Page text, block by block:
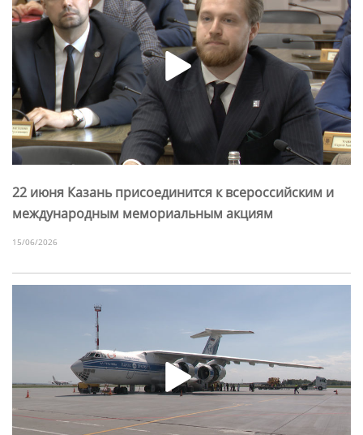
22 июня Казань присоединится к всероссийским и
международным мемориальным акциям
15/06/2026